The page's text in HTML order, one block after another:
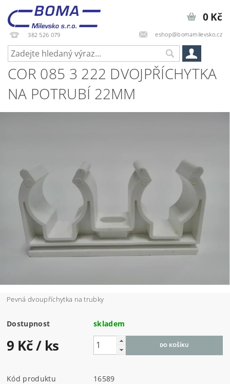
382 526 079 eshop@bomamilevsko.cz
0 Kč
COR 085 3 222 DVOJPŘÍCHYTKA
NA POTRUBÍ 22MM
Pevná dvoupříchytka na trubky
Dostupnost skladem
9 Kč/ ks
Kód produktu 16589